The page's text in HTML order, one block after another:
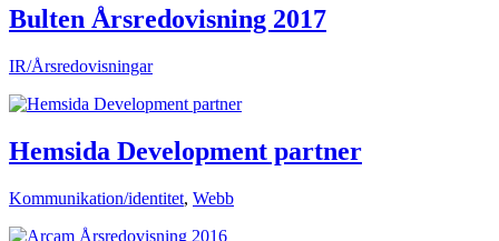
Bulten Årsredovisning 2017
IR/Årsredovisningar
Hemsida Development partner
Kommunikation/identitet, Webb